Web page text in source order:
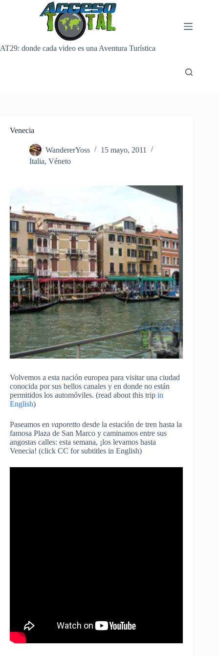
AT29: donde cada video es una Aventura Turística
Venecia
WandererYoss
15 mayo, 2011
Italia, Véneto
Volvemos a esta nación europea para visitar una ciudad
conocida por sus bellos canales y en donde no están
permitidos los automóviles. (read about this trip in
English)
Paseamos en vaporetto desde la estación de tren hasta la
famosa Plaza de San Marco y caminamos entre sus
angostas calles: esta semana, ¡los levamos hasta
Venecia! (click CC for subtitles in English)